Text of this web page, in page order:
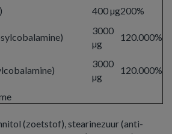
400 µg200%
3000
µg
120.000%
3000
µg
120.000%
(zoetstof), stearinezuur (anti-